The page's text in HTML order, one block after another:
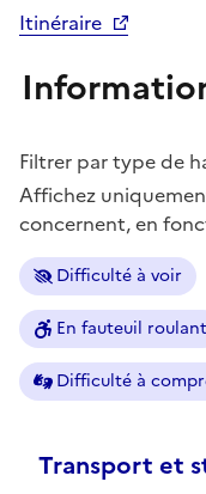
Itinéraire
Filtrer par type de
Affichez
concernent, en
Difficulté à voir
En fauteuil roulant
Difficulté à
Transport et